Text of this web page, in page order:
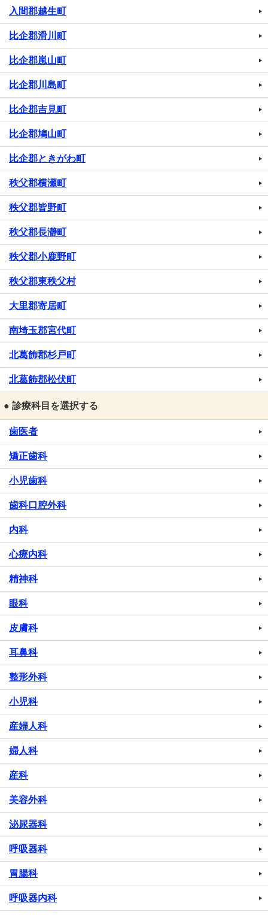
入間郡越生町
比企郡滑川町
比企郡嵐山町
比企郡川島町
比企郡吉見町
比企郡鳩山町
比企郡ときがわ町
秩父郡横瀬町
秩父郡皆野町
秩父郡長瀞町
秩父郡小鹿野町
秩父郡東秩父村
大里郡寄居町
南埼玉郡宮代町
北葛飾郡杉戸町
北葛飾郡松伏町
● 診療科目を選択する
歯医者
矯正歯科
小児歯科
歯科口腔外科
内科
心療内科
精神科
眼科
皮膚科
耳鼻科
整形外科
小児科
産婦人科
婦人科
産科
美容外科
泌尿器科
呼吸器科
胃腸科
呼吸器内科